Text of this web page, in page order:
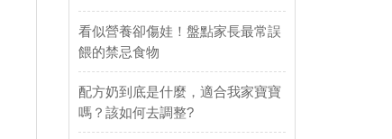
看似營養卻傷娃！盤點家長最常誤
餵的禁忌食物
配方奶到底是什麼，適合我家寶寶
嗎？該如何去調整?